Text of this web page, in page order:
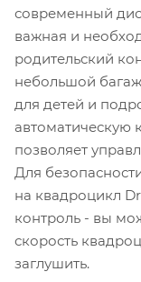
современный
важная и
родительский
небольшой
для детей и
автоматическую
позволяет
Для
на квадроцикл
контроль - вы
скорость
заглушить.